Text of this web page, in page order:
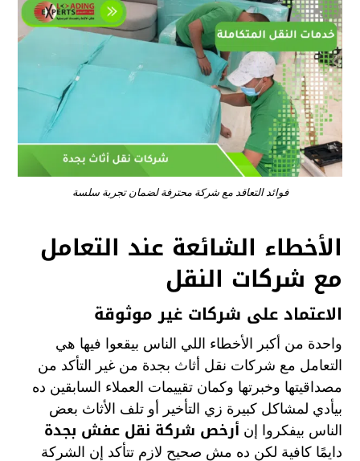
فوائد التعاقد مع شركة محترفة لضمان تجربة سلسة
الأخطاء الشائعة عند التعامل
مع شركات النقل
الاعتماد على شركات غير موثوقة
واحدة من أكبر الأخطاء اللي الناس بيقعوا فيها هي
التعامل مع شركات نقل أثاث بجدة من غير التأكد من
مصداقيتها وخبرتها وكمان تقييمات العملاء السابقين ده
بيأدي لمشاكل كبيرة زي التأخير أو تلف الأثاث بعض
الناس بيفكروا إن أرخص شركة نقل عفش بجدة
دايمًا كافية لكن ده مش صحيح لازم تتأكد إن الشركة